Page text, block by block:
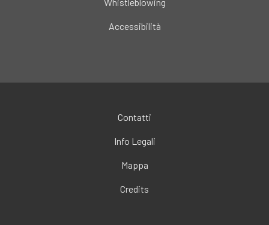
Accessibilità
Contatti
Info Legali
Mappa
Credits